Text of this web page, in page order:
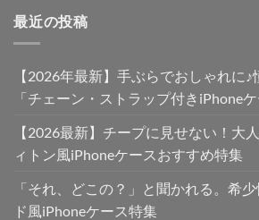
最近の投稿
【2026年最新】手ぶらでおしゃれに
「チェーン・ストラップ付きiPhone
【2026最新】チープに見せない！大
ィトン風iPhoneケースおすすめ特集
「それ、どこの？」と聞かれる。希
ド風iPhoneケース特集